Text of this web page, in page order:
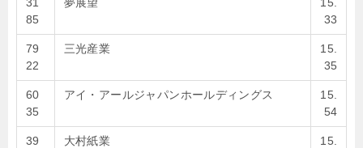
85
33
79
22
三光産業
15.
35
60
35
アイ・アールジャパンホールディングス
15.
54
39
大村紙業
15.